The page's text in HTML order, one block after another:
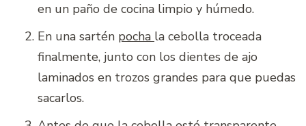
en un paño de cocina limpio y húmedo.
En una sartén pocha la cebolla troceada
finalmente, junto con los dientes de ajo
laminados en trozos grandes para que puedas
sacarlos.